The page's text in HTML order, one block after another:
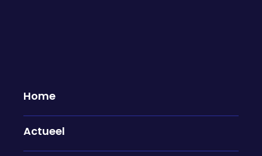
Home
Actueel
Ben Bekkering & Laila Frank
Na de vastgelopen onderhandelingen tussen de VS
en Iran heeft Donald Trump aangekondigd de